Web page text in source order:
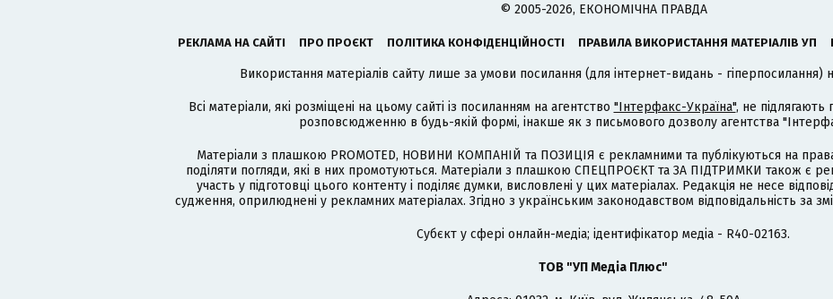
© 2005-2026, ЕКОНОМІЧНА ПРАВДА
РЕКЛАМА НА САЙТІ ПРО ПРОЄКТ ПОЛІТИКА КОНФІДЕНЦІЙНОСТІ ПРАВИЛА ВИКОРИСТАННЯ МАТЕРІАЛІВ УП
Використання матеріалів сайту лише за умови посилання (для інтернет-видань - гіперпосилання)
Всі матеріали, які розміщені на цьому сайті із посиланням на агентство "Інтерфакс-Україна", не
розповсюдженню в будь-якій формі, інакше як з письмового дозволу агентства
Матеріали з плашкою PROMOTED, НОВИНИ КОМПАНІЙ та ПОЗИЦІЯ є рекламними та публікуються на
поділяти погляди, які в них промотуються. Матеріали з плашкою СПЕЦПРОЄКТ та ЗА ПІДТРИМКИ також є
участь у підготовці цього контенту і поділяє думки, висловлені у цих матеріалах. Редакція не несе
судження, оприлюднені у рекламних матеріалах. Згідно з українським законодавством відповідальність за
Cубєкт у сфері онлайн-медіа; ідентифікатор медіа - R40-02163.
ТОВ "УП Медіа Плюс"